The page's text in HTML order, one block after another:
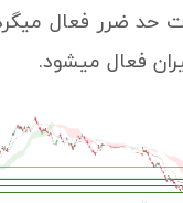
حد ضرر فعال
فعال میشود.